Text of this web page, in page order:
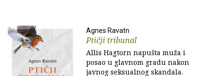
Agnes Ravatn
Ptičji tribunal
Allis Hagtorn napušta muža i
posao u glavnom gradu nakon
javnog seksualnog skandala.